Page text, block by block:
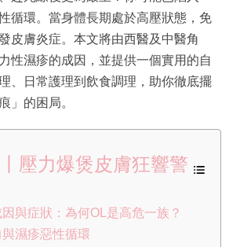
循環。當身體長期處於高壓狀態，免
皮膚炎症。本文將由西醫及中醫角
性濕疹的成因，並提供一個實用的自
、日常護理到飲食調理，助你徹底擺
」的困局。
壓力爆煲皮膚狂響警
與症狀：為何OL是高危一族？
濕疹惡性循環